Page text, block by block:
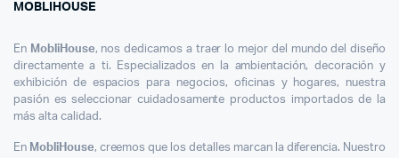
MOBLIHOUSE
En MobliHouse, nos dedicamos a traer lo mejor del mundo del diseño
directamente a ti. Especializados en la ambientación, decoración y
exhibición de espacios para negocios, oficinas y hogares, nuestra
pasión es seleccionar cuidadosamente productos importados de la
más alta calidad.
En MobliHouse, creemos que los detalles marcan la diferencia. Nuestro